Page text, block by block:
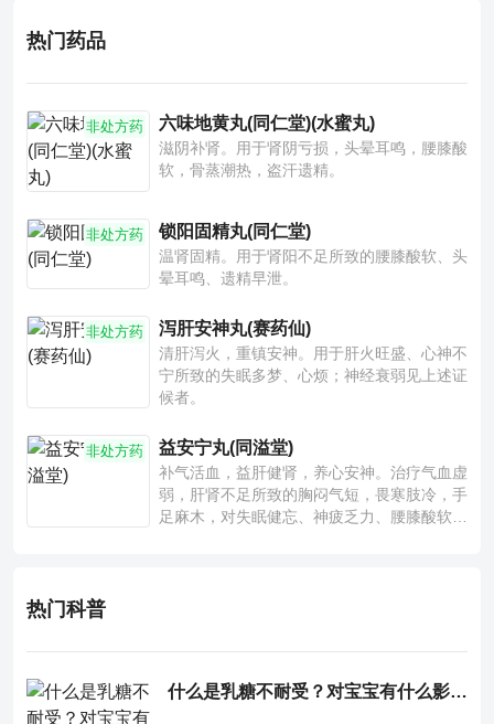
热门药品
非处方药 六味地黄丸(同仁堂)(水蜜丸)
滋阴补肾。用于肾阴亏损，头晕耳鸣，腰膝酸
软，骨蒸潮热，盗汗遗精。
非处方药 锁阳固精丸(同仁堂)
温肾固精。用于肾阳不足所致的腰膝酸软、头
晕耳鸣、遗精早泄。
非处方药 泻肝安神丸(赛药仙)
清肝泻火，重镇安神。用于肝火旺盛、心神不
宁所致的失眠多梦、心烦；神经衰弱见上述证
候者。
非处方药 益安宁丸(同溢堂)
补气活血，益肝健肾，养心安神。治疗气血虚
弱，肝肾不足所致的胸闷气短，畏寒肢冷，手
足麻木，对失眠健忘、神疲乏力、腰膝酸软也
热门科普
什么是乳糖不耐受？对宝宝有什么影响？